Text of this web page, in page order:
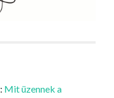
: Mit üzennek a